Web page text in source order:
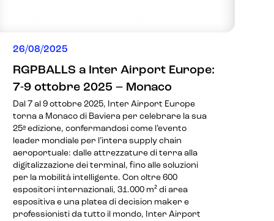
26/08/2025
RGPBALLS a Inter Airport Europe:
7-9 ottobre 2025 – Monaco
Dal 7 al 9 ottobre 2025, Inter Airport Europe
torna a Monaco di Baviera per celebrare la sua
25ª edizione, confermandosi come l’evento
leader mondiale per l’intera supply chain
aeroportuale: dalle attrezzature di terra alla
digitalizzazione dei terminal, fino alle soluzioni
per la mobilità intelligente. Con oltre 600
espositori internazionali, 31.000 m² di area
espositiva e una platea di decision maker e
professionisti da tutto il mondo, Inter Airport